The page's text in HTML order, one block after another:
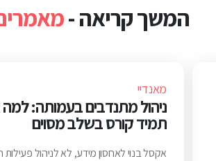
המשך קריאה -
מאנדיי
ניהול מתנדבים בעמותה:
תמיד קורס בשלב מסוים
אקסל בנוי לאחסון מידע, לא לניהול